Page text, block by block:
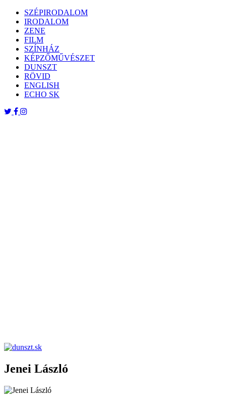
Skip
content
SZÉPIRODALOM
IRODALOM
ZENE
FILM
SZÍNHÁZ
KÉPZŐMŰVÉSZET
DUNSZT
RÖVID
ENGLISH
ECHO SK
dunszt.sk
kultmag
Jenei László